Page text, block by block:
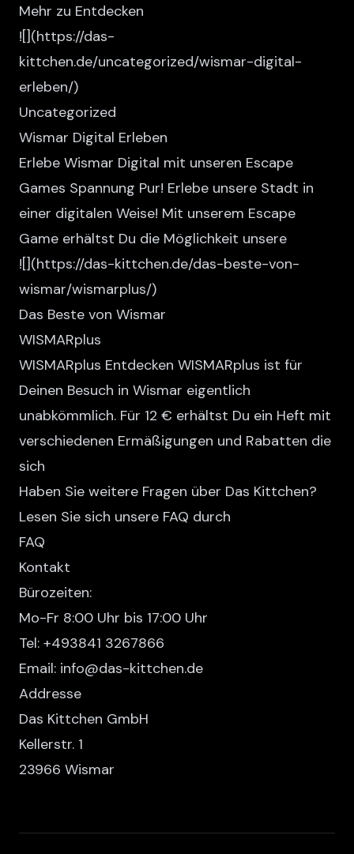
Mehr zu Entdecken
![](https://das-
kittchen.de/uncategorized/wismar-digital-
erleben/)
Uncategorized
Wismar Digital Erleben
Erlebe Wismar Digital mit unseren Escape
Games Spannung Pur! Erlebe unsere Stadt in
einer digitalen Weise! Mit unserem Escape
Game erhältst Du die Möglichkeit unsere
![](https://das-kittchen.de/das-beste-von-
wismar/wismarplus/)
Das Beste von Wismar
WISMARplus
WISMARplus Entdecken WISMARplus ist für
Deinen Besuch in Wismar eigentlich
unabkömmlich. Für 12 € erhältst Du ein Heft mit
verschiedenen Ermäßigungen und Rabatten die
sich
Haben Sie weitere Fragen über Das Kittchen?
Lesen Sie sich unsere FAQ durch
FAQ
Kontakt
Bürozeiten:
Mo-Fr 8:00 Uhr bis 17:00 Uhr
Tel: +493841 3267866
Email: info@das-kittchen.de
Addresse
Das Kittchen GmbH
Kellerstr. 1
23966 Wismar